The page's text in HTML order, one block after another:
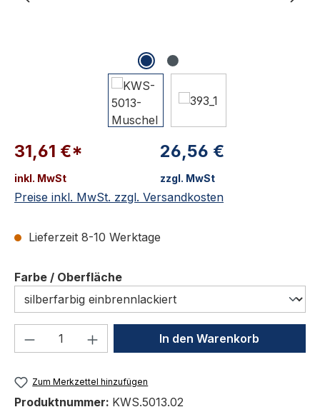
31,61 €*
inkl. MwSt
26,56 €
zzgl. MwSt
Preise inkl. MwSt. zzgl. Versandkosten
Lieferzeit 8-10 Werktage
Farbe / Oberflächeauswählen
Produkt Anzahl: Gib denIn den Warenkorb
Zum Merkzettel hinzufügen
Produktnummer: KWS.5013.02